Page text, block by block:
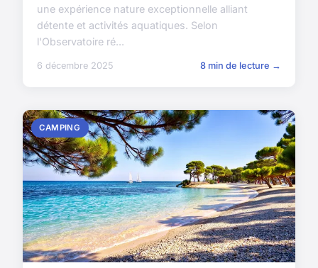
une expérience nature exceptionnelle alliant
détente et activités aquatiques. Selon
l'Observatoire ré...
6 décembre 2025 8 min de lecture →
CAMPING